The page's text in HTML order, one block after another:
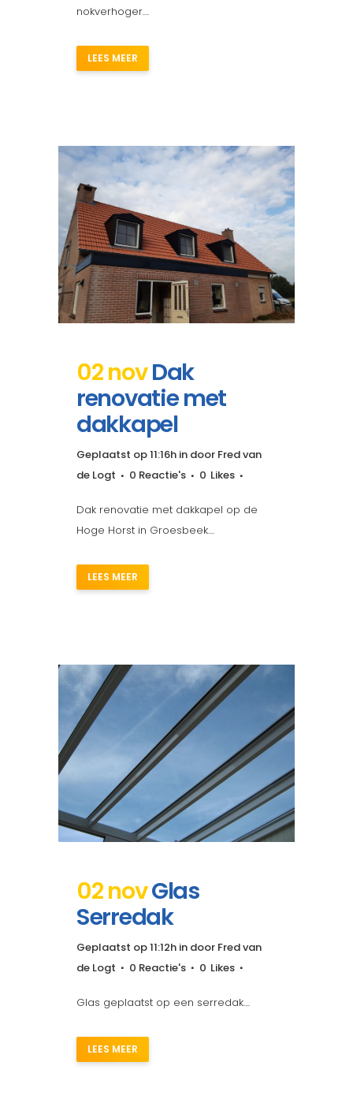
nokverhoger....
LEES MEER
02 novDak
renovatie met
dakkapel
Geplaatst op 11:16h in door Fred van
de Logt
0 Reactie's 0 Likes
Dak renovatie met dakkapel op de
Hoge Horst in Groesbeek....
LEES MEER
02 novGlas
Serredak
Geplaatst op 11:12h in door Fred van
de Logt
0 Reactie's 0 Likes
Glas geplaatst op een serredak....
LEES MEER